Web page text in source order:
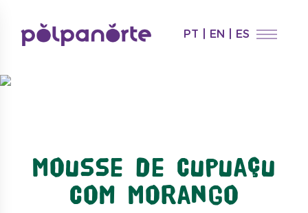
PT EN ES
Mousse de Cupuaçu
com Morango